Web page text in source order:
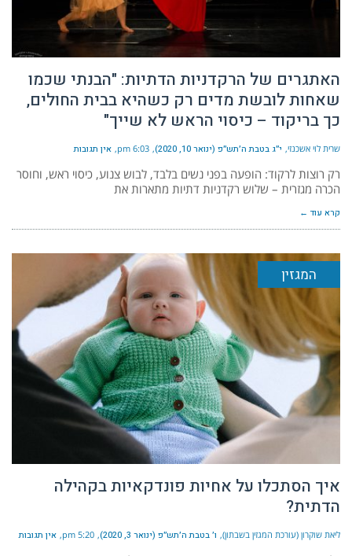
האתגרים של הרקדניות הדתיות: "הבנתי שכמו
שאחות לובשת מדים רק כשהיא בבית החולים,
כך בריקוד – כיסוי הראש לא שייך"
שרית לוי אשכנזי י״ג בטבת ה׳תש״פ (ינואר 10, 2020) 6:03 pm אין תגובות
רק רוצות לרקוד: הופעה בפני נשים בלבד, לבוש צנוע, כיסוי ראש, וחוסר
הכרה מגזרית – שלוש רקדניות דתיות מתארות את
קרא עוד ←
המגזין
איך הסתכלו על אחיות פונדקאיות בקהילה
הדתית?
ליאת שוקרון (עורכת המגזין בשבתון) ו׳ בטבת ה׳תש״פ (ינואר 3, 2020) 5:20 pm אין תגובות